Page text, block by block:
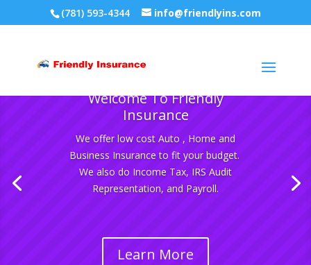
(781) 593-4344 info@friendlyins.com
Welcome To Friendly
Insurance
We offer low cost Auto , Home and
Business Insurance to fit your budget.
We also do Income Tax, IRS Audit
Representation, and Payroll.
Learn More